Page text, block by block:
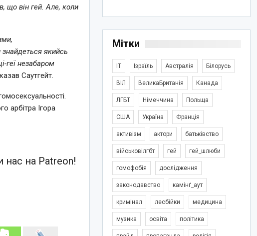
що він гей. Але, коли
якийсь
геї незабаром
Саутгейт.
арбітра Ігора
на Patreon!
Мітки
IT Ізраїль Австралія Білорусь
ВІЛ ВеликаБританія Канада
ЛГБТ Німеччина Польща
США Україна Франція
активізм актори батьківство
військовілгбт гей гей_шлюби
гомофобія дослідження
законодавство камінґ_аут
кримінал лесбійки медицина
музика освіта політика